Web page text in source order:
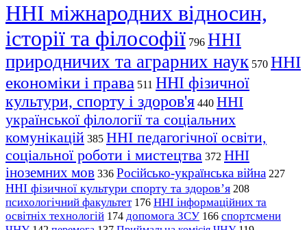
ННІ міжнародних відносин,
історії та філософії 796 ННІ
природничих та аграрних наук 570 ННІ
економіки і права 511 ННІ фізичної
культури, спорту і здоров'я 440 ННІ
української філології та соціальних
комунікацій 385 ННІ педагогічної освіти,
соціальної роботи і мистецтва 372 ННІ
іноземних мов 336 Російсько-українська війна 227
ННІ фізичної культури спорту та здоров’я 208
психологічний факультет 176 ННІ інформаційних та
освітніх технологій 174 допомога ЗСУ 166 спортсмени